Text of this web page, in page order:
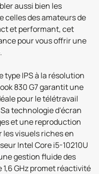
aussi bien les
celles des amateurs de
et performant, cet
pour vous offrir une
type IPS à la résolution
830 G7 garantit une
pour le télétravail
technologie d'écran
et une reproduction
visuels riches en
Intel Core i5-10210U
gestion fluide des
GHz promet réactivité